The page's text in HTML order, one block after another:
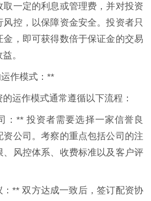
取一定的利息或管理费，并对投资
风控，以保障资金安全。投资者只
金，即可获得数倍于保证金的交易
。
作模式：**
运作模式通常遵循以下流程：
：** 投资者需要选择一家信誉良
资公司。考察的重点包括公司的注
、风控体系、收费标准以及客户评
** 双方达成一致后，签订配资协